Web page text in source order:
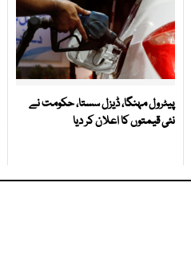
پیٹرول مہنگا، ڈیزل سستا، حکومت نے
نئی قیمتوں کا اعلان کر دیا